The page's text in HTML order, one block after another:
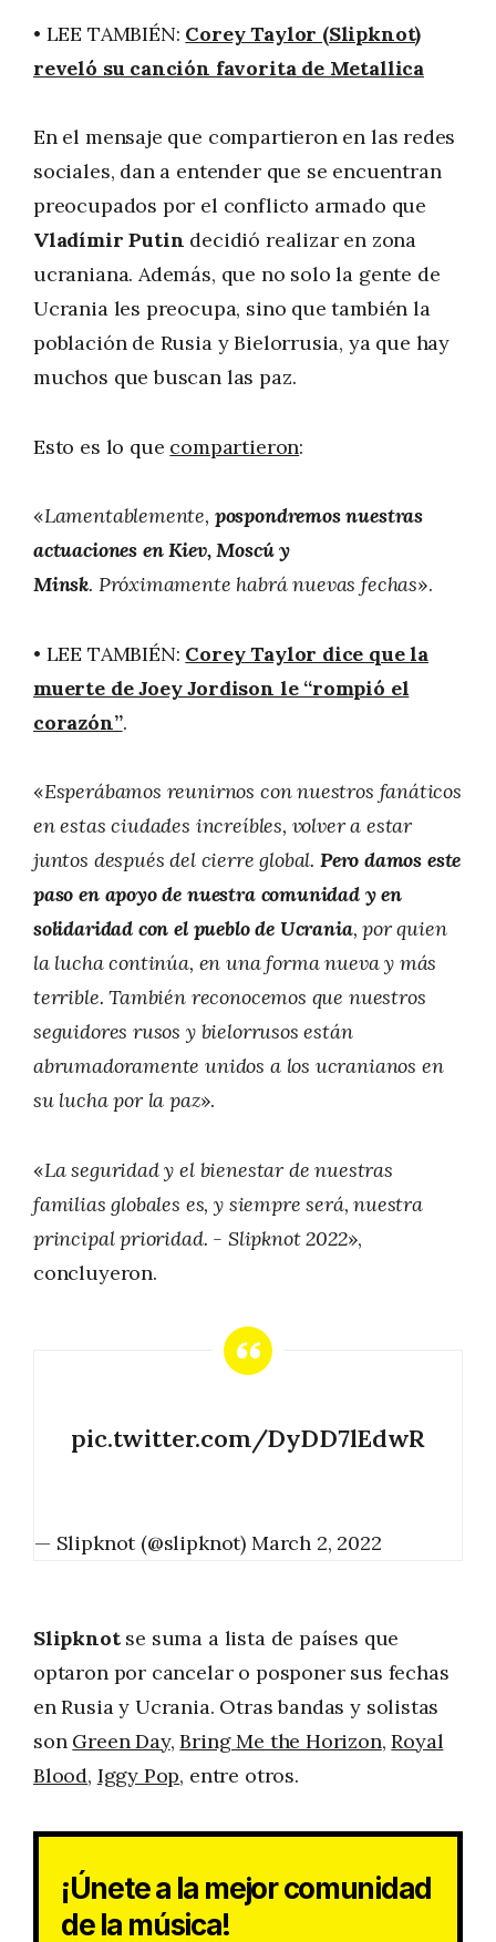
• LEE TAMBIÉN: Corey Taylor (Slipknot)
reveló su canción favorita de Metallica
En el mensaje que compartieron en las redes
sociales, dan a entender que se encuentran
preocupados por el conflicto armado que
Vladímir Putin decidió realizar en zona
ucraniana. Además, que no solo la gente de
Ucrania les preocupa, sino que también la
población de Rusia y Bielorrusia, ya que hay
muchos que buscan las paz.
Esto es lo que compartieron:
«Lamentablemente, pospondremos nuestras
actuaciones en Kiev, Moscú y
Minsk. Próximamente habrá nuevas fechas».
• LEE TAMBIÉN: Corey Taylor dice que la
muerte de Joey Jordison le “rompió el
corazón”.
«Esperábamos reunirnos con nuestros fanáticos
en estas ciudades increíbles, volver a estar
juntos después del cierre global. Pero damos este
paso en apoyo de nuestra comunidad y en
solidaridad con el pueblo de Ucrania, por quien
la lucha continúa, en una forma nueva y más
terrible. También reconocemos que nuestros
seguidores rusos y bielorrusos están
abrumadoramente unidos a los ucranianos en
su lucha por la paz».
«La seguridad y el bienestar de nuestras
familias globales es, y siempre será, nuestra
principal prioridad. - Slipknot 2022»,
concluyeron.
pic.twitter.com/DyDD7lEdwR
— Slipknot (@slipknot) March 2, 2022
Slipknotse suma a lista de países que
optaron por cancelar o posponer sus fechas
en Rusia y Ucrania. Otras bandas y solistas
son Green Day,Bring Me the Horizon,Royal
Blood, Iggy Pop, entre otros.
¡Únete a la mejor comunidad
de la música!